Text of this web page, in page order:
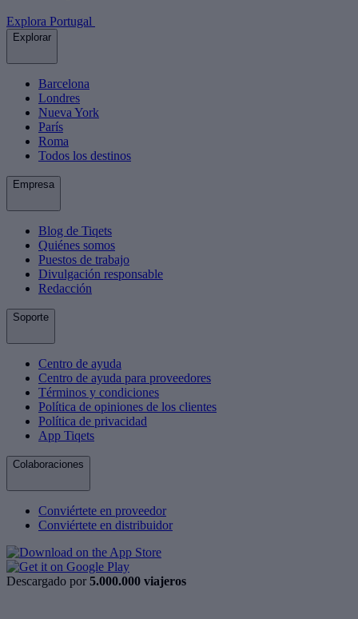
Explora Portugal
Explorar
Barcelona
Londres
Nueva York
París
Roma
Todos los destinos
Empresa
Blog de Tiqets
Quiénes somos
Puestos de trabajo
Divulgación responsable
Redacción
Soporte
Centro de ayuda
Centro de ayuda para proveedores
Términos y condiciones
Política de opiniones de los clientes
Política de privacidad
App Tiqets
Colaboraciones
Conviértete en proveedor
Conviértete en distribuidor
Descargado por 5.000.000 viajeros